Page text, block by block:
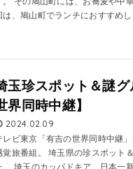
は、鳩山町でランチにおすすめし
玉珍スポット＆謎
界同時中継】
2024.02.09
レビ東京「有吉の世界同時中継
覚旅番組。 埼玉県の珍スポット
。 埼玉のカッパドキア、日本一